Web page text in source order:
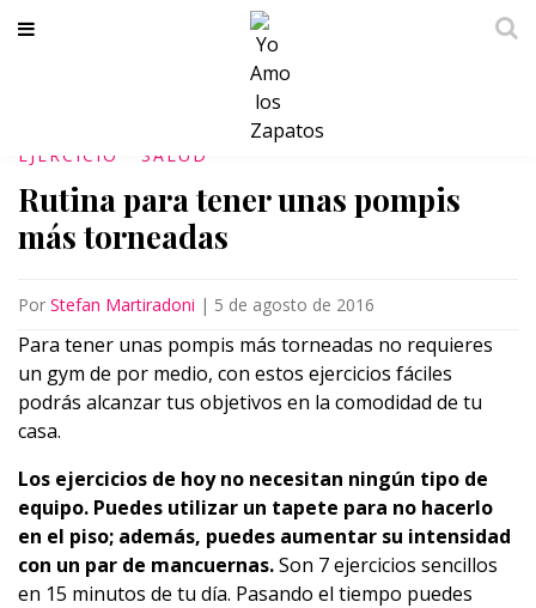
EJERCICIO SALUD
Rutina para tener unas pompis
más torneadas
Por Stefan Martiradoni | 5 de agosto de 2016
Para tener unas pompis más torneadas no requieres
un gym de por medio, con estos ejercicios fáciles
podrás alcanzar tus objetivos en la comodidad de tu
casa.
Los ejercicios de hoy no necesitan ningún tipo de
equipo. Puedes utilizar un tapete para no hacerlo
en el piso; además, puedes aumentar su intensidad
con un par de mancuernas.Son 7 ejercicios sencillos
en 15 minutos de tu día. Pasando el tiempo puedes